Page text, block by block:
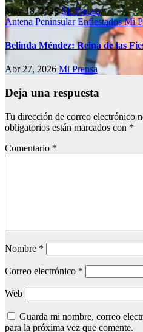
May 18, 2026Mi Prensa
Antena PeninsularEnfiestadosMi
Belinda Méndez: Reina de las
Abr 27, 2026 Mi Prensa
Deja una respuesta
Tu dirección de correo electrónico
obligatorios están marcados con *
Comentario *
Nombre *
Correo electrónico *
Web
Guarda mi nombre, correo
para la próxima vez que comente.